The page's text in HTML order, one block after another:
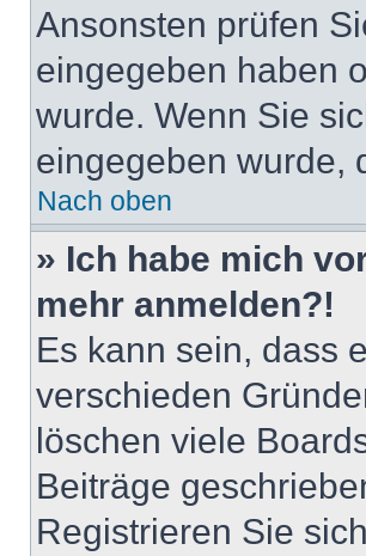
Ansonsten prüfen
eingegeben haben
wurde. Wenn Sie
eingegeben wurde,
Nach oben
» Ich habe mich
mehr anmelden?!
Es kann sein, dass
verschieden
löschen viele
Beiträge
Registrieren Sie